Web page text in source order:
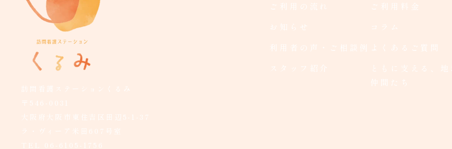
訪問看護ステーションくるみ
〒546-0031
大阪府大阪市東住吉区田辺5-1-37
ラ・ヴィーア米田607号室
TEL 06-6105-1756
ご利用の流れ
ご利用料金
お知らせ
コラム
利用者の声・ご相談例 よくあるご質問
スタッフ紹介
ともに支える、
仲間たち